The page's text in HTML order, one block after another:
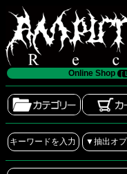
Online Shop [